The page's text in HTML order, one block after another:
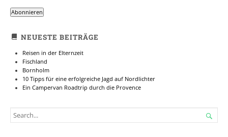
Abonnieren
NEUESTE BEITRÄGE
Reisen in der Elternzeit
Fischland
Bornholm
10 Tipps für eine erfolgreiche Jagd auf Nordlichter
Ein Campervan Roadtrip durch die Provence
SEARCH
FOR...
